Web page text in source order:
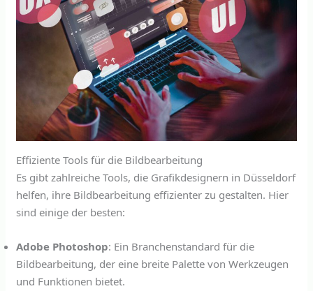
Effiziente Tools für die Bildbearbeitung
Es gibt zahlreiche Tools, die Grafikdesignern in Düsseldorf
helfen, ihre Bildbearbeitung effizienter zu gestalten. Hier
sind einige der besten:
Adobe Photoshop: Ein Branchenstandard für die
Bildbearbeitung, der eine breite Palette von Werkzeugen
und Funktionen bietet.